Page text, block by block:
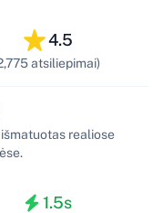
4.5
atsiliepimai)
išmatuotas realiose
1.5s